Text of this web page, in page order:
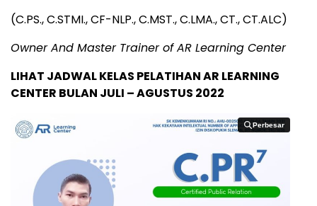
(C.PS., C.STMI., CF-NLP., C.MST., C.LMA., CT., CT.ALC)
Owner And Master Trainer of AR Learning Center
LIHAT JADWAL KELAS PELATIHAN AR LEARNING
CENTER BULAN JULI – AGUSTUS 2022
Perbesar
Perbesar